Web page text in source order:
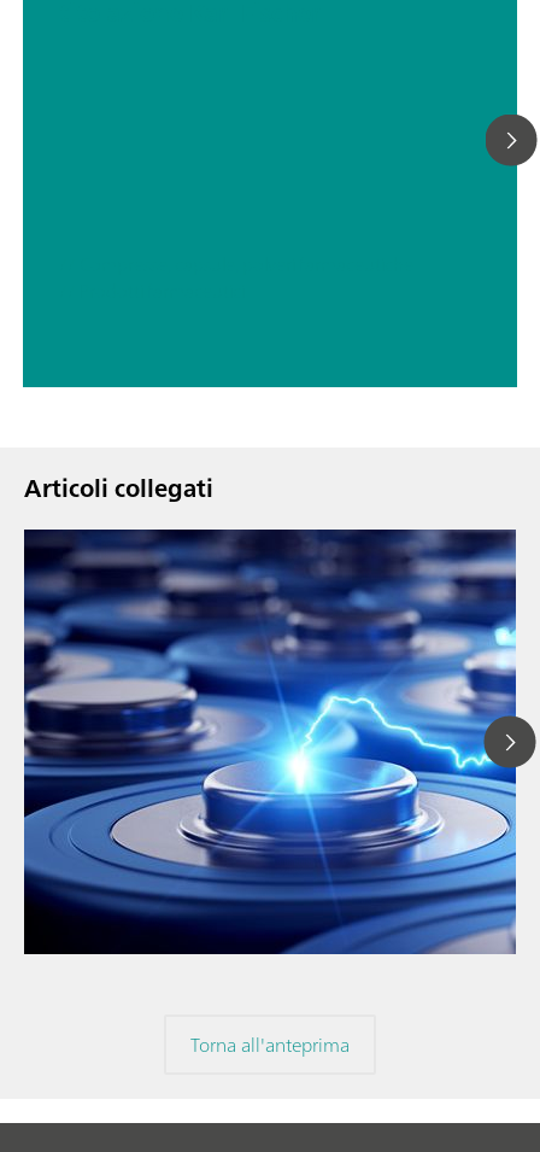
Articoli collegati
// Articolo
// Education & basic research
// Metalli e miniere
Torna all'anteprima